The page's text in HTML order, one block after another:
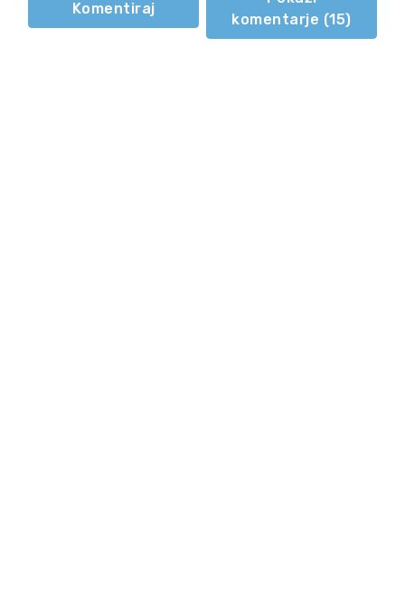
Komentiraj
komentarje (15)